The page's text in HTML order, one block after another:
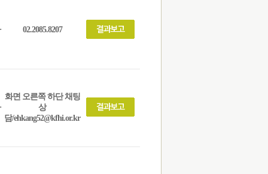
02.2085.8207
화면 오른쪽 하단 채팅
상
담/ehkang52@kfhi.or.kr